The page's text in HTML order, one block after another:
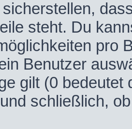
steht. Du
pro
Benutzer
gilt (0 bedeutet
schließlich,